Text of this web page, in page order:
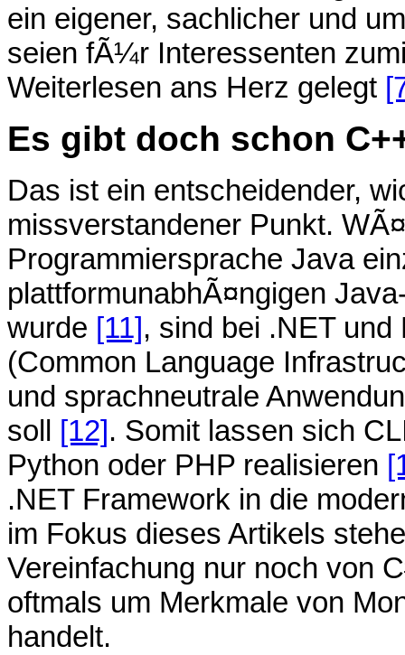
ein eigener, sachlicher und
seien fÃ¼r Interessenten
Weiterlesen ans Herz gelegt
Es gibt doch schon
Das ist ein entscheidender,
missverstandener Punkt.
Programmiersprache Java
plattformunabhÃ¤ngigen
wurde [11], sind bei .NET
(Common Language
und sprachneutrale
soll [12]. Somit lassen sich
Python oder PHP realisieren
.NET Framework in die
im Fokus dieses Artikels
Vereinfachung nur noch von
oftmals um Merkmale von
handelt.